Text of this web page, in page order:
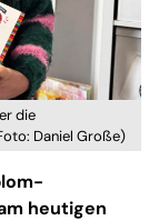
die
Daniel Große)
heutigen